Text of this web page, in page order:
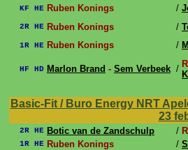
KF HE Ruben Konings /
2R HE Ruben Konings /
1R HE Ruben Konings /
HF HD Marlon Brand - Sem Verbeek /
Basic-Fit / Buro Energy NRT
23
2R HE Botic van de Zandschulp /
1R HE Ruben Konings /